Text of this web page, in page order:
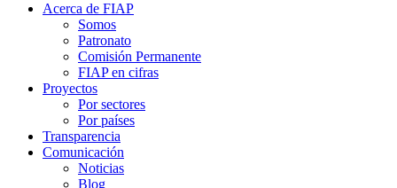
Acerca de FIAP
Somos
Patronato
Comisión Permanente
FIAP en cifras
Proyectos
Por sectores
Por países
Transparencia
Comunicación
Noticias
Blog